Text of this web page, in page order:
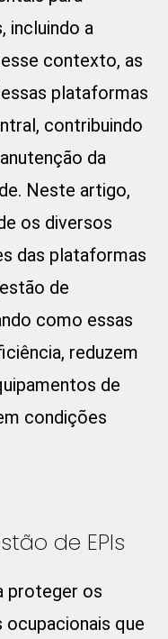
incluindo a
contexto, as
plataformas
contribuindo
da
Neste artigo,
os diversos
das plataformas
de
como essas
reduzem
de
condições
de EPIs
proteger os
que